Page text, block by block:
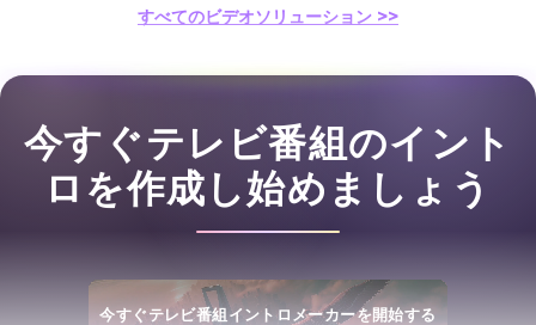
すべてのビデオソリューション >>
今すぐテレビ番組のイント
ロを作成し始めましょう
今すぐテレビ番組イントロメーカーを開始する